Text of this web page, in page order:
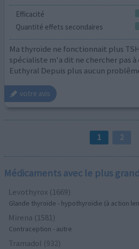
Efficacité
Quantité effets secondaires
Ma thyroïde ne fonctionnait plus
spécialiste m'a dit ne chercher pas
Euthyral Depuis plus aucun
votre avis
1 2
Médicaments avec le plus
Levothyrox (1669)
Glande thyroïde - hypothyroïdie (à action
Mirena (1581)
Contraception - autre
Tramadol (932)